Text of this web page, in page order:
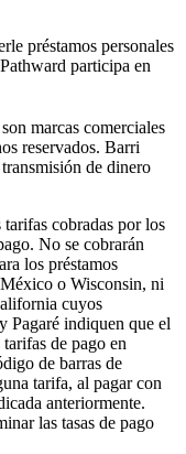
préstamos personales
participa en
marcas comerciales
reservados. Barri
de dinero
cobradas por los
No se cobrarán
los préstamos
o Wisconsin, ni
cuyos
Pagaré indiquen que el
de pago en
de barras de
tarifa, al pagar con
anteriormente.
las tasas de pago